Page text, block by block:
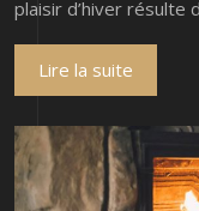
plaisir d’hiver résulte
Lire la suite